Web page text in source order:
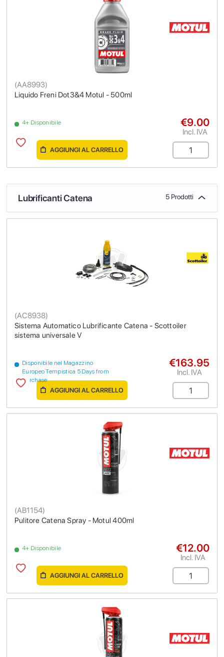
Liquido Freni Dot3&4 Motul - 500ml
(AA8993)
4+ Disponibile €9.00
Incl. IVA
AGGIUNGI AL CARRELLO
Lubrificanti Catena 5 Prodotti
Sistema Automatico Lubrificante Catena - Scottoiler
sistema universale V
(AC8938)
Disponibile nel Magazzino
Europeo Tempistica 5 Days from
purchase
€163.95
Incl. IVA
AGGIUNGI AL CARRELLO
Pulitore Catena Spray - Motul 400ml
(AB1154)
4+ Disponibile €12.00
Incl. IVA
AGGIUNGI AL CARRELLO